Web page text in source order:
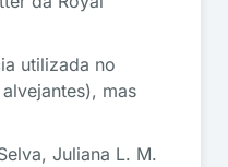
utilizada no
mas
Juliana L. M.